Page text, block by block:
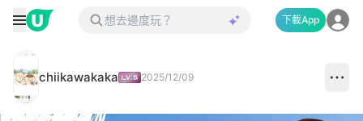
下載App
chiikawakaka 2025/12/09